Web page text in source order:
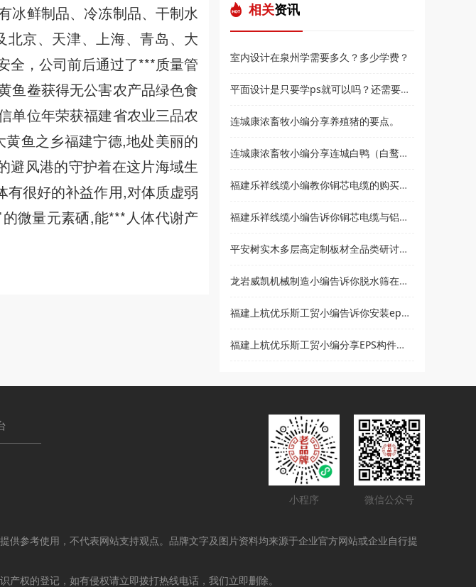
冰鲜制品、冷冻制品、干制水
京、天津、上海、青岛、大
全，公司前后通过了***质量管
鱼鲞获得无公害农产品绿色食
单位年荣获福建省农业三品农
鱼之乡福建宁德,地处美丽的
避风港的守护着在这片海域生
很好的补益作用,对体质虚弱
微量元素硒,能***人体代谢产
相关资讯
室内设计在泉州学需要多久？多少学费？
平面设计是只要学ps就可以吗？还需要学什么？和高新教育小编来了解
连城康浓畜牧小编分享养殖猪的要点。
连城康浓畜牧小编分享连城白鸭（白鹜鸭）简介
福建乐祥线缆小编教你铜芯电缆的购买技巧？
福建乐祥线缆小编告诉你铜芯电缆与铝芯电缆各有什么优点
平安树实木多层高定制板材全品类研讨会暨2021***经销商大会即将盛大召开
龙岩威凯机械制造小编告诉你脱水筛在使用时要注意哪些事项
福建上杭优乐斯工贸小编告诉你安装eps线条的注意事项
福建上杭优乐斯工贸小编分享EPS构件的应用领域
小程序
微信公众号
参考使用，不代表网站支持观点。品牌文字及图片资料均来源于企业官方网站或企业自行提
权的登记，如有侵权请立即拨打热线电话，我们立即删除。